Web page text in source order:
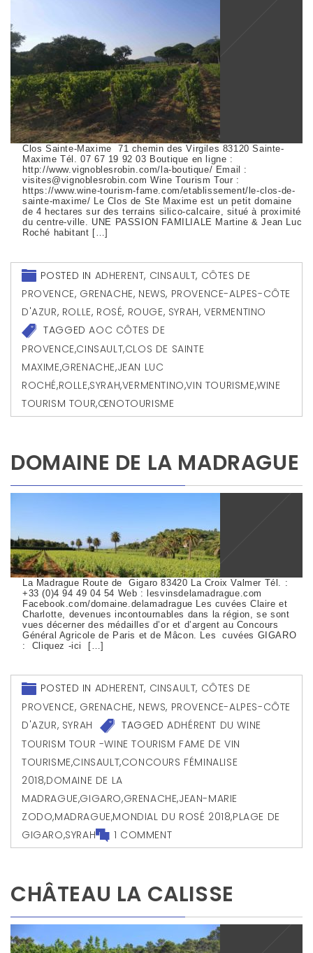
Clos Sainte-Maxime 71 chemin des Virgiles 83120 Sainte-
Maxime Tél. 07 67 19 92 03 Boutique en ligne :
http://www.vignoblesrobin.com/la-boutique/ Email :
visites@vignoblesrobin.com Wine Tourism Tour :
https://www.wine-tourism-fame.com/etablissement/le-clos-de-
sainte-maxime/ Le Clos de Ste Maxime est un petit domaine
de 4 hectares sur des terrains silico-calcaire, situé à proximité
du centre-ville. UNE PASSION FAMILIALE Martine & Jean Luc
Roché habitant […]
POSTED IN ADHERENT, CINSAULT, CÔTES DE
PROVENCE, GRENACHE, NEWS, PROVENCE-ALPES-CÔTE
D'AZUR, ROLLE, ROSÉ, ROUGE, SYRAH,VERMENTINO
TAGGEDAOC CÔTES DE
PROVENCE,CINSAULT,CLOS DE SAINTE
MAXIME,GRENACHE,JEAN LUC
ROCHÉ,ROLLE,SYRAH,VERMENTINO,VIN TOURISME,WINE
TOURISM TOUR,ŒNOTOURISME
DOMAINE DE LA MADRAGUE
La Madrague Route de Gigaro 83420 La Croix Valmer Tél. :
+33 (0)4 94 49 04 54 Web : lesvinsdelamadrague.com
Facebook.com/domaine.delamadrague Les cuvées Claire et
Charlotte, devenues incontournables dans la région, se sont
vues décerner des médailles d’or et d’argent au Concours
Général Agricole de Paris et de Mâcon. Les cuvées GIGARO
: Cliquez -ici […]
POSTED IN ADHERENT, CINSAULT, CÔTES DE
PROVENCE, GRENACHE, NEWS, PROVENCE-ALPES-CÔTE
D'AZUR, SYRAH TAGGEDADHÉRENT DU WINE
TOURISM TOUR -WINE TOURISM FAME DE VIN
TOURISME,CINSAULT,CONCOURS FÉMINALISE
2018,DOMAINE DE LA
MADRAGUE,GIGARO,GRENACHE,JEAN-MARIE
ZODO,MADRAGUE,MONDIAL DU ROSÉ 2018,PLAGE DE
GIGARO,SYRAH 1 COMMENT
CHÂTEAU LA CALISSE